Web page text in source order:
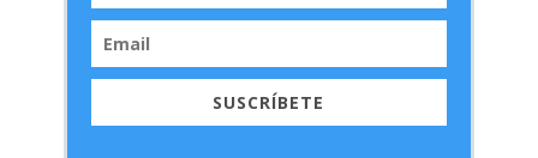
SUSCRÍBETE